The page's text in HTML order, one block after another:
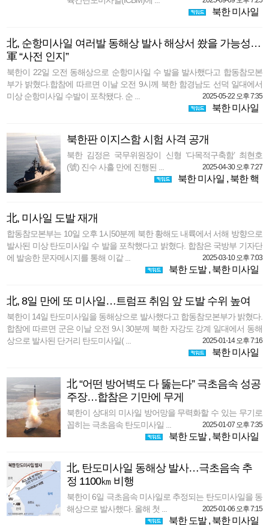
북한 미사일
北, 순항미사일 여러발 동해상 발사 해상서 쐈을 가능성…
軍 “사전 인지”
북한이 22일 오전 동해상으로 순항미사일 수 발을 발사했다고 합동참모본
부가 밝혔다.합참에 따르면 이날 오전 9시께 북한 함경남도 선덕 일대에서
미상 순항미사일 수발이 포착됐다. 순 ...
2025-05-22 오후 7:35
북한 미사일
북한판 이지스함 시험 사격 공개
북한 김정은 국무위원장이 신형 ‘다목적구축함’ 최현호
(號) 진수 사흘 만에 진행된 ...
2025-04-30 오후 7:27
북한 미사일 , 북한 핵
北, 미사일 도발 재개
합동참모본부는 10일 오후 1시50분께 북한 황해도 내륙에서 서해 방향으로
발사된 미상 탄도미사일 수 발을 포착했다고 밝혔다. 합참은 국방부 기자단
에 발송한 문자메시지를 통해 이같 ...
2025-03-10 오후 7:03
북한 도발, 북한 미사일
北, 8일 만에 또 미사일…트럼프 취임 앞 도발 수위 높여
북한이 14일 탄도미사일을 동해상으로 발사했다고 합동참모본부가 밝혔다.
합참에 따르면 군은 이날 오전 9시 30분께 북한 자강도 강계 일대에서 동해
상으로 발사된 단거리 탄도미사일( ...
2025-01-14 오후 7:16
북한 미사일
北 “어떤 방어벽도 다 뚫는다” 극초음속 성공
주장…합참은 기만에 무게
북한이 상대의 미사일 방어망을 무력화할 수 있는 무기로
꼽히는 극초음속 탄도미사일 ...
2025-01-07 오후 7:35
북한 도발, 북한 미사일
北, 탄도미사일 동해상 발사…극초음속 추
정 1100㎞ 비행
북한이 6일 극초음속 미사일로 추정되는 탄도미사일을 동
해상으로 발사했다. 올해 첫 ...
2025-01-06 오후 7:15
북한 도발, 북한 미사일